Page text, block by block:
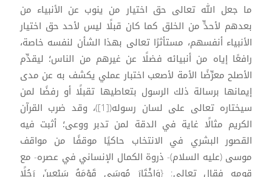
ما جعل الله تعالى حق اختيار من ينوب عن الأنبياء من
بعدهم لأحدٍّ من الخلق كما كان قبلًا ليس لأحد حق اختيار
الأنبياء أنفسهم، مستأثرًا تعالى بهذا الشأن لنفسه خاصة،
رافعًا إياه من أنبيائه فضلًا عن غيرهم من الناس؛ ليقدِّم
الأصلح معرِّضًا الأمة لأصعب اختبار عملي يكشف به عن مدى
إيمانها برسالة ذلك الرسول بتعاطيها تقبلًا أو رفضًا لمن
سيختاره تعالى على لسان رسوله([1])، وقد ضرب القرآن
الكريم مثالًا غاية في الدقة لمن تدبر ووعى؛ أثبت فيه
القصور البشري في الانتخاب حاكيًا موقفًا من مواقف
موسى (عليه السلام)- ذروة الكمال الإنساني في عصره- مع
قومه فقال تعالى: {وَاخْتَارَ مُوسَى قَوْمَهُ سَبْعِينَ رَجُلًا